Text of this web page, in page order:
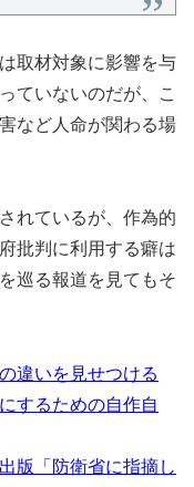
取材対象に影響を与
ていないのだが、こ
など人命が関わる場
れているが、作為的
批判に利用する癖は
巡る報道を見てもそ
違いを見せつける
するための自作自
版「防衛省に指摘し